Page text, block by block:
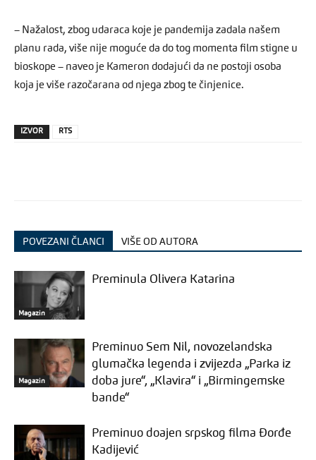
– Nažalost, zbog udaraca koje je pandemija zadala našem
planu rada, više nije moguće da do tog momenta film stigne u
bioskope – naveo je Kameron dodajući da ne postoji osoba
koja je više razočarana od njega zbog te činjenice.
IZVOR RTS
POVEZANI ČLANCI VIŠE OD AUTORA
Magazin
Preminula Olivera Katarina
Magazin
Preminuo Sem Nil, novozelandska
glumačka legenda i zvijezda „Parka iz
doba jure“, „Klavira“ i „Birmingemske
bande“
Preminuo doajen srpskog filma Đorđe
Kadijević